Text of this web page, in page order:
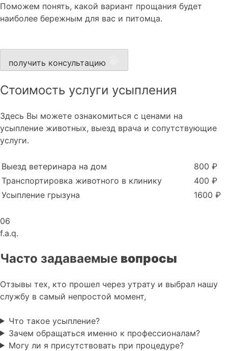
Поможем понять, какой вариант прощания будет
наиболее бережным для вас и питомца.
получить консультацию
Стоимость услуги усыпления
Здесь Вы можете ознакомиться с ценами на
усыпление животных, выезд врача и сопутствующие
услуги.
Выезд ветеринара на дом
800 ₽
Транспортировка животного в клинику
400 ₽
Усыпление грызуна
1600 ₽
06
f.a.q.
Часто задаваемые вопросы
Отзывы тех, кто прошел через утрату и выбрал нашу
службу в самый непростой момент,
Что такое усыпление?
Зачем обращаться именно к профессионалам?
Могу ли я присутствовать при процедуре?